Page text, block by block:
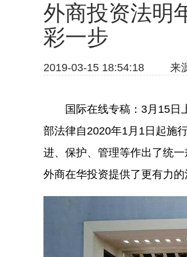
外商投资法明
彩一步
2019-03-15 18:54:18 来
国际在线专稿：3月15日上
部法律自2020年1月1日起施
进、保护、管理等作出了统
外商在华投资提供了更有力